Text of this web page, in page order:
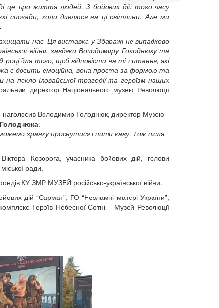
це про життя людей. З бойових дій того часу
спогади, коли дивлюся на ці світлини. Але ми
нас. Ця виставка у Збаражі не випадково
війни, завдяки Володимиру Голоднюку та
для того, щоб відповісти на ті питання, які
є досить емоційна, вона проста за формою та
пекло Іловайської трагедії та героїзм наших
директор Національного музею Революції
наголосив Володимир Голоднюк, директор Музею
:
зранку проснутися і пити каву. Тож після
Козорога, учасника бойових дій, голови
ради.
КУ ЗМР МУЗЕЙ російсько-української війни.
дій “Сармат”, ГО “Незламні матері України”,
Героїв Небесної Сотні – Музей Революції